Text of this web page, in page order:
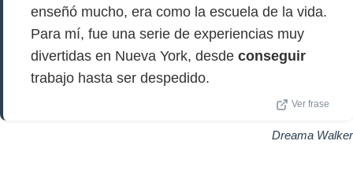
enseñó mucho, era como la escuela de la vida.
Para mí, fue una serie de experiencias muy
divertidas en Nueva York, desde conseguir
trabajo hasta ser despedido.
Ver frase
Dreama Walker